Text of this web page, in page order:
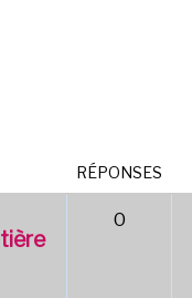
RÉPONSES
0